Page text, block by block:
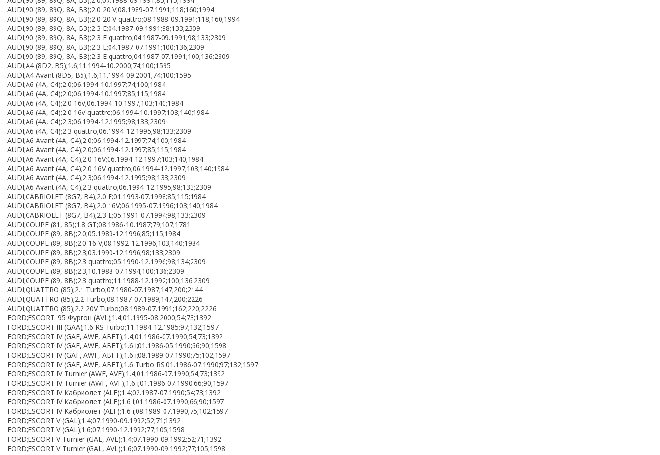
AUDI;90 (89, 89Q, 8A, B3);2.0 20 V;08.1989-07.1991;118;160;1994
AUDI;90 (89, 89Q, 8A, B3);2.0 20 V quattro;08.1988-09.1991;118;160;1994
AUDI;90 (89, 89Q, 8A, B3);2.3 E;04.1987-09.1991;98;133;2309
AUDI;90 (89, 89Q, 8A, B3);2.3 E quattro;04.1987-09.1991;98;133;2309
AUDI;90 (89, 89Q, 8A, B3);2.3 E;04.1987-07.1991;100;136;2309
AUDI;90 (89, 89Q, 8A, B3);2.3 E quattro;04.1987-07.1991;100;136;2309
AUDI;A4 (8D2, B5);1.6;11.1994-10.2000;74;100;1595
AUDI;A4 Avant (8D5, B5);1.6;11.1994-09.2001;74;100;1595
AUDI;A6 (4A, C4);2.0;06.1994-10.1997;74;100;1984
AUDI;A6 (4A, C4);2.0;06.1994-10.1997;85;115;1984
AUDI;A6 (4A, C4);2.0 16V;06.1994-10.1997;103;140;1984
AUDI;A6 (4A, C4);2.0 16V quattro;06.1994-10.1997;103;140;1984
AUDI;A6 (4A, C4);2.3;06.1994-12.1995;98;133;2309
AUDI;A6 (4A, C4);2.3 quattro;06.1994-12.1995;98;133;2309
AUDI;A6 Avant (4A, C4);2.0;06.1994-12.1997;74;100;1984
AUDI;A6 Avant (4A, C4);2.0;06.1994-12.1997;85;115;1984
AUDI;A6 Avant (4A, C4);2.0 16V;06.1994-12.1997;103;140;1984
AUDI;A6 Avant (4A, C4);2.0 16V quattro;06.1994-12.1997;103;140;1984
AUDI;A6 Avant (4A, C4);2.3;06.1994-12.1995;98;133;2309
AUDI;A6 Avant (4A, C4);2.3 quattro;06.1994-12.1995;98;133;2309
AUDI;CABRIOLET (8G7, B4);2.0 E;01.1993-07.1998;85;115;1984
AUDI;CABRIOLET (8G7, B4);2.0 16V;06.1995-07.1996;103;140;1984
AUDI;CABRIOLET (8G7, B4);2.3 E;05.1991-07.1994;98;133;2309
AUDI;COUPE (81, 85);1.8 GT;08.1986-10.1987;79;107;1781
AUDI;COUPE (89, 8B);2.0;05.1989-12.1996;85;115;1984
AUDI;COUPE (89, 8B);2.0 16 V;08.1992-12.1996;103;140;1984
AUDI;COUPE (89, 8B);2.3;03.1990-12.1996;98;133;2309
AUDI;COUPE (89, 8B);2.3 quattro;05.1990-12.1996;98;134;2309
AUDI;COUPE (89, 8B);2.3;10.1988-07.1994;100;136;2309
AUDI;COUPE (89, 8B);2.3 quattro;11.1988-12.1992;100;136;2309
AUDI;QUATTRO (85);2.1 Turbo;07.1980-07.1987;147;200;2144
AUDI;QUATTRO (85);2.2 Turbo;08.1987-07.1989;147;200;2226
AUDI;QUATTRO (85);2.2 20V Turbo;08.1989-07.1991;162;220;2226
FORD;ESCORT '95 Фургон (AVL);1.4;01.1995-08.2000;54;73;1392
FORD;ESCORT III (GAA);1.6 RS Turbo;11.1984-12.1985;97;132;1597
FORD;ESCORT IV (GAF, AWF, ABFT);1.4;01.1986-07.1990;54;73;1392
FORD;ESCORT IV (GAF, AWF, ABFT);1.6 i;01.1986-05.1990;66;90;1598
FORD;ESCORT IV (GAF, AWF, ABFT);1.6 i;08.1989-07.1990;75;102;1597
FORD;ESCORT IV (GAF, AWF, ABFT);1.6 Turbo RS;01.1986-07.1990;97;132;1597
FORD;ESCORT IV Turnier (AWF, AVF);1.4;01.1986-07.1990;54;73;1392
FORD;ESCORT IV Turnier (AWF, AVF);1.6 i;01.1986-07.1990;66;90;1597
FORD;ESCORT IV Кабриолет (ALF);1.4;02.1987-07.1990;54;73;1392
FORD;ESCORT IV Кабриолет (ALF);1.6 i;01.1986-07.1990;66;90;1597
FORD;ESCORT IV Кабриолет (ALF);1.6 i;08.1989-07.1990;75;102;1597
FORD;ESCORT V (GAL);1.4;07.1990-09.1992;52;71;1392
FORD;ESCORT V (GAL);1.6;07.1990-12.1992;77;105;1598
FORD;ESCORT V Turnier (GAL, AVL);1.4;07.1990-09.1992;52;71;1392
FORD;ESCORT V Turnier (GAL, AVL);1.6;07.1990-09.1992;77;105;1598